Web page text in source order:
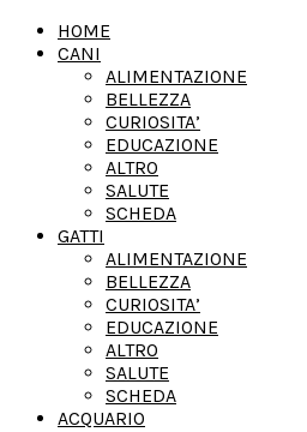
HOME
CANI
ALIMENTAZIONE
BELLEZZA
CURIOSITA’
EDUCAZIONE
ALTRO
SALUTE
SCHEDA
GATTI
ALIMENTAZIONE
BELLEZZA
CURIOSITA’
EDUCAZIONE
ALTRO
SALUTE
SCHEDA
ACQUARIO